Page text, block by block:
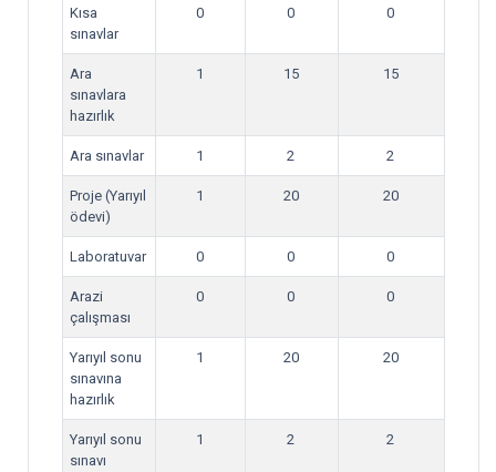
Kısa
sınavlar
0 0 0
Ara
sınavlara
hazırlık
1 15 15
Ara sınavlar 1 2 2
Proje (Yarıyıl
ödevi)
1 20 20
Laboratuvar 0 0 0
Arazi
çalışması
0 0 0
Yarıyıl sonu
sınavına
hazırlık
1 20 20
Yarıyıl sonu
sınavı
1 2 2